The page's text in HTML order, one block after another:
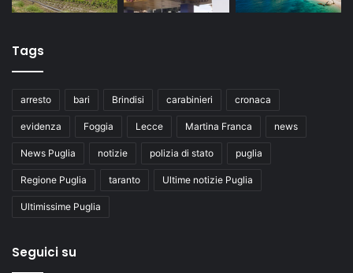
Tags
arresto bari Brindisi carabinieri cronaca
evidenza Foggia Lecce Martina Franca news
News Puglia notizie polizia di stato puglia
Regione Puglia taranto Ultime notizie Puglia
Ultimissime Puglia
Seguici su